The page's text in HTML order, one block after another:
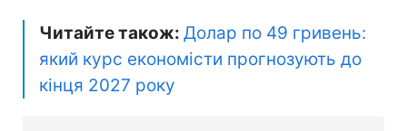
Читайте також: Долар по 49 гривень:
який курс економісти прогнозують до
кінця 2027 року